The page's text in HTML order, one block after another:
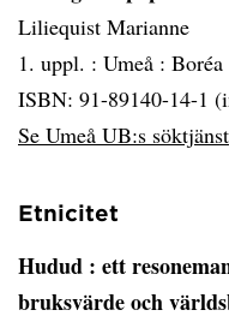
Liliequist Marianne
1. uppl. : Umeå : Boréa
ISBN: 91-89140-14-1
Se Umeå UB:s söktjänst
Etnicitet
Hudud : ett
bruksvärde och